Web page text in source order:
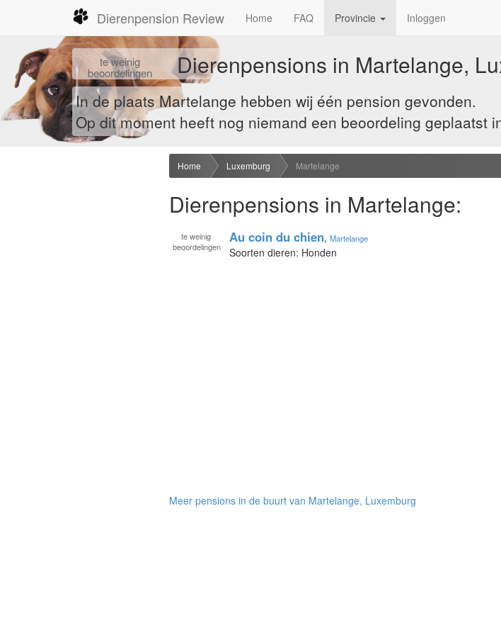
Dierenpension Review Home FAQ Provincie Inloggen
teweinig
beoordelingen Dierenpensions in Martelange,
In de plaats Martelange hebben wij één pension gevonden.
Op dit moment heeft nog niemand een beoordeling geplaatst
Home Luxemburg Martelange
Dierenpensions in Martelange:
te weinig
beoordelingen
Au coin du chien, Martelange
Soorten dieren: Honden
Meer pensions in de buurt van Martelange, Luxemburg